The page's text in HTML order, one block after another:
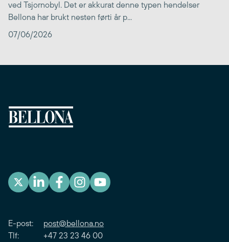
ved Tsjornobyl. Det er akkurat denne typen hendelser
Bellona har brukt nesten førti år p...
07/06/2026
E-post: post@bellona.no
Tlf: +47 23 23 46 00